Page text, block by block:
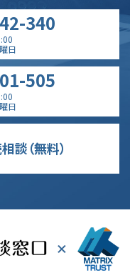
340
日
505
日
談（無料）